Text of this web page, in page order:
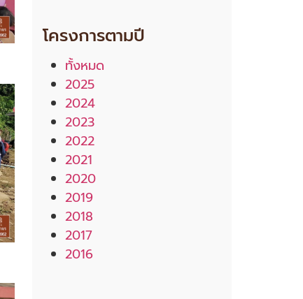
โครงการตามปี
ทั้งหมด
2025
2024
2023
2022
2021
2020
2019
2018
2017
2016